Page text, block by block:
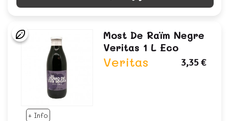
+ Info
Most De Raïm Negre
Veritas 1 L Eco
Veritas 3,35 €